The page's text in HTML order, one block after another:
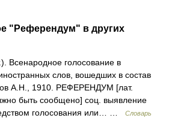
"Референдум" в других
Всенародное голосование в
слов, вошедших в состав
А.Н., 1910. РЕФЕРЕНДУМ [лат.
быть сообщено] соц. выявление
голосования или… …
Словарь